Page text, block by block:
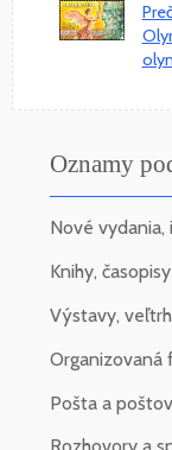
Oznamy
Nové vydania,
Knihy,
Výstavy,
Organizovaná
Pošta a